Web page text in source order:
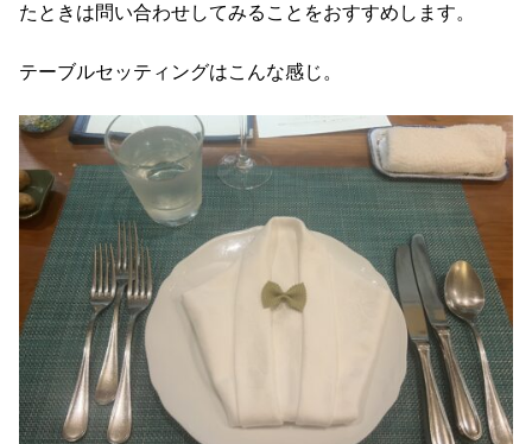
たときは問い合わせしてみることをおすすめします。
テーブルセッティングはこんな感じ。